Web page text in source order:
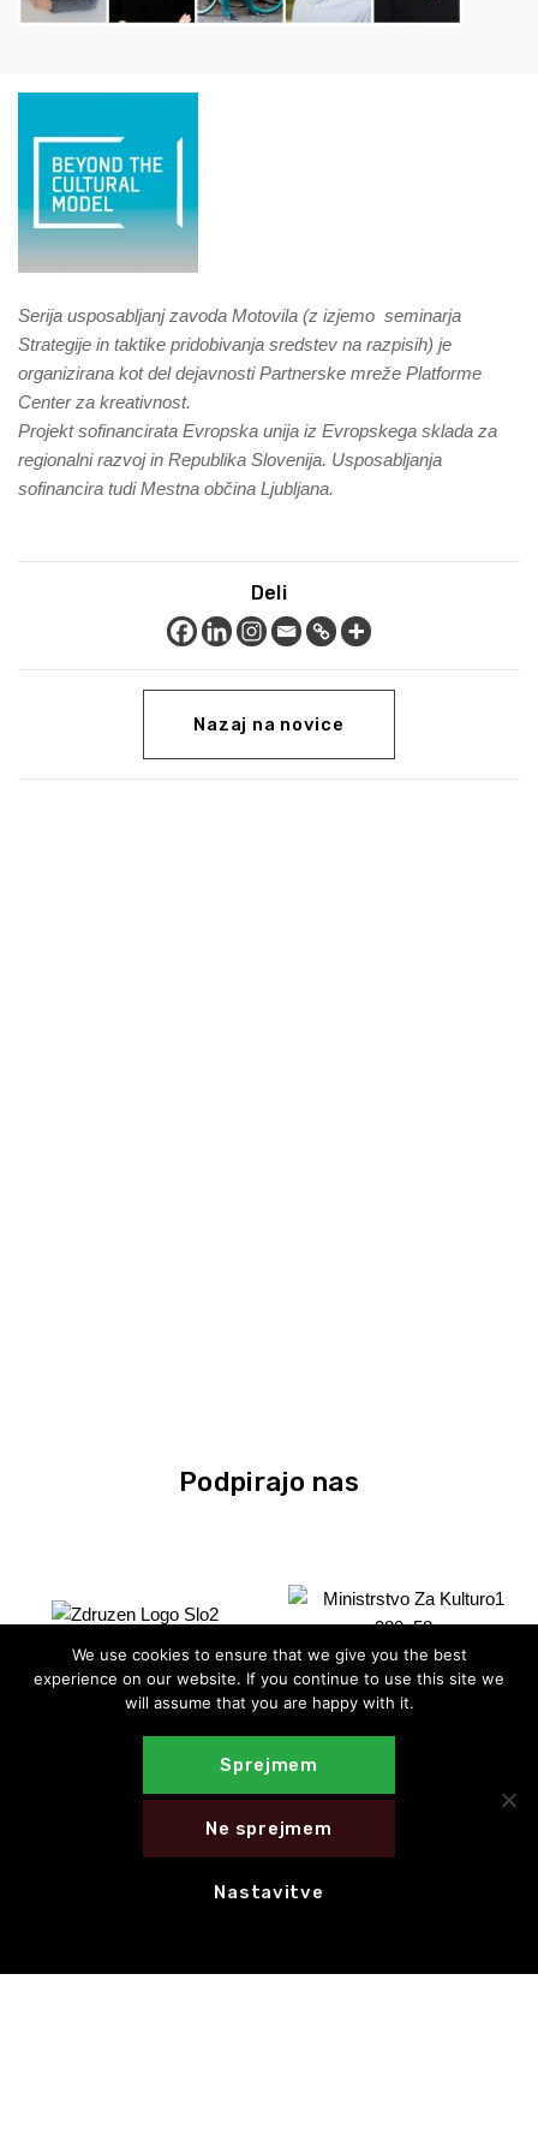
Serija usposabljanj zavoda Motovila (z izjemo seminarja
Strategije in taktike pridobivanja sredstev na razpisih) je
organizirana kot del dejavnosti Partnerske mreže Platforme
Center za kreativnost.
Projekt sofinancirata Evropska unija iz Evropskega sklada za
regionalni razvoj in Republika Slovenija. Usposabljanja
sofinancira tudi Mestna občina Ljubljana.
Deli
Nazaj na novice
Podpirajo nas
We use cookies to ensure that we give you the best
experience on our website. If you continue to use this site we
will assume that you are happy with it.
Sprejmem
Ne sprejmem
Nastavitve